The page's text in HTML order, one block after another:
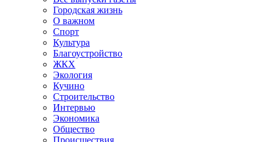
Городская жизнь
О важном
Спорт
Культура
Благоустройство
ЖКХ
Экология
Кучино
Строительство
Интервью
Экономика
Общество
Происшествия